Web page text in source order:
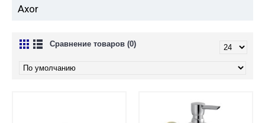
Axor
Сравнение товаров (0)